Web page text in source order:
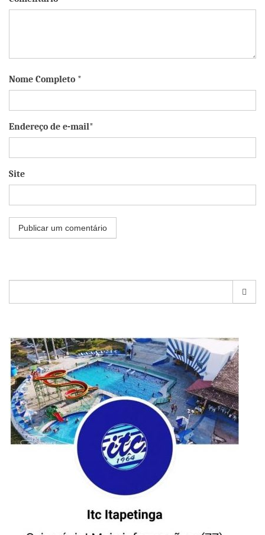
Nome Completo *
Endereço de e-mail*
Site
por: